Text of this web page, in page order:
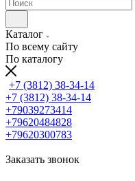
Каталог
По всему сайту
По каталогу
+7 (3812) 38-34-14
+7 (3812) 38-34-14
+79039273414
+79620484828
+79620300783
Заказать звонок